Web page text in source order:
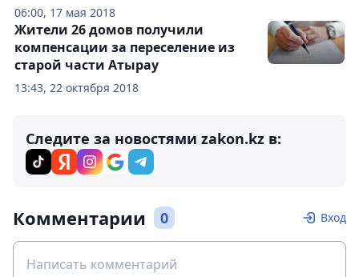
06:00, 17 мая 2018
13:43, 22 октября 2018
Жители 26 домов получили
компенсации за переселение из
старой части Атырау
Следите за новостями zakon.kz в:
Комментарии 0 Вход